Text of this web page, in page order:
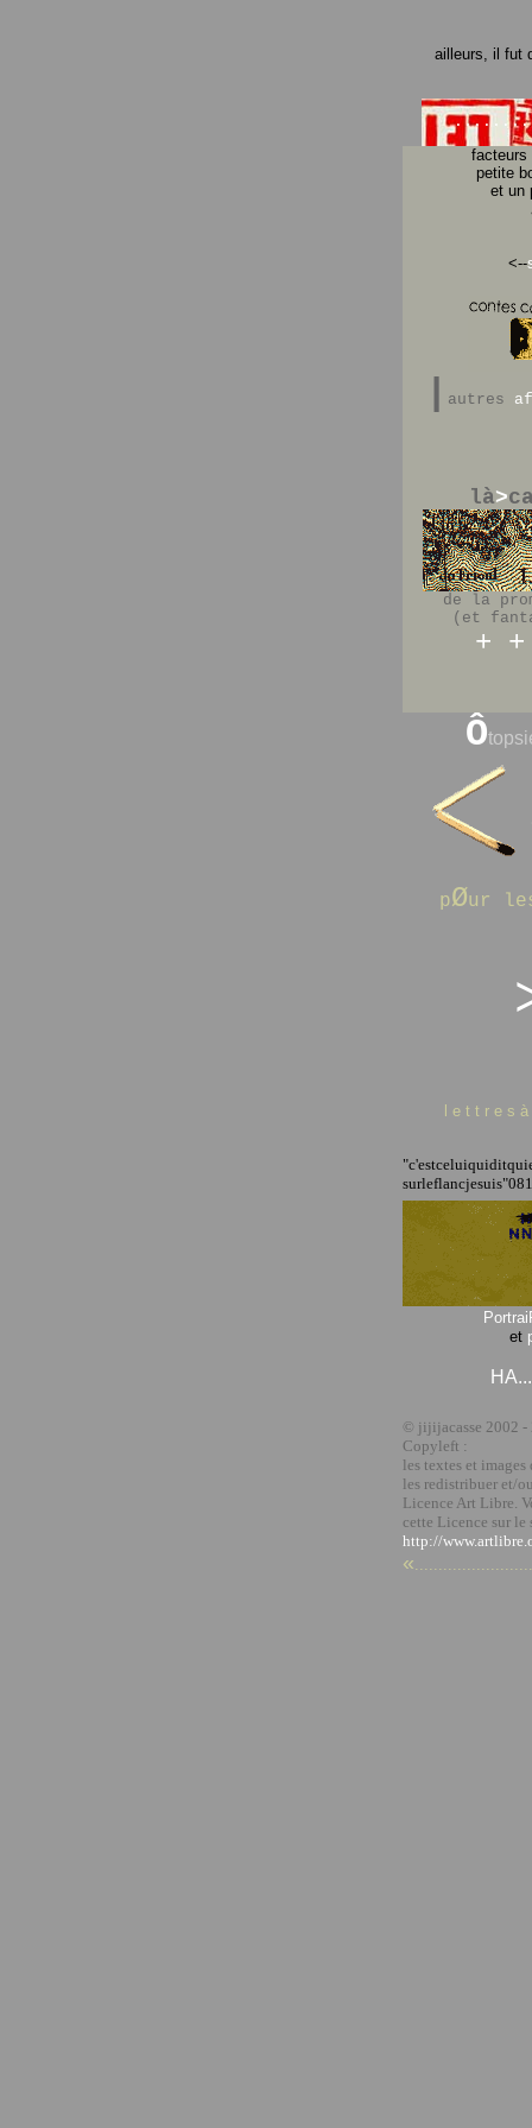
ailleurs, il fut
facteurs
petite
et un
<--
autres
là>
de la
(et
+ +
Ô
pØur
l e t t r e s
et
© jijijacasse 2002 -
Copyleft :
les textes et
les redistribuer et/
Licence Art Libre.
cette Licence sur le
http://
«